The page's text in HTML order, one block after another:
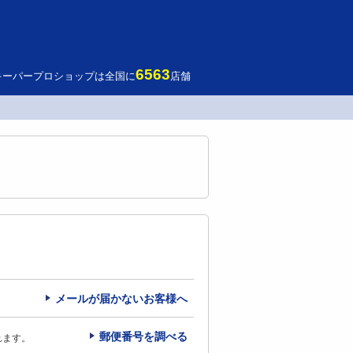
ーパープロショップは全国に6563店舗
メールが届かないお客様へ
す。 郵便番号を調べる